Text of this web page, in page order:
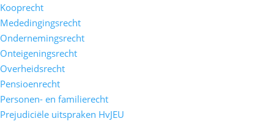
Kooprecht
Mededingingsrecht
Ondernemingsrecht
Onteigeningsrecht
Overheidsrecht
Pensioenrecht
Personen- en familierecht
Prejudiciële uitspraken HvJEU